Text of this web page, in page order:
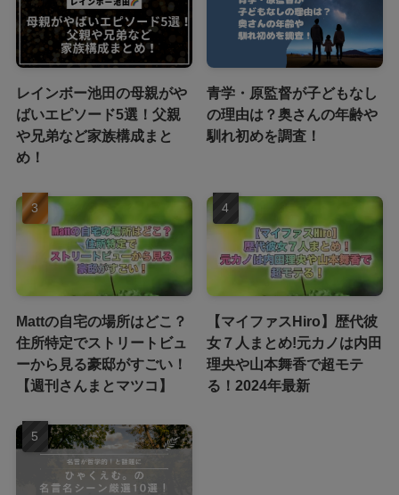
レインボー池田の母親がや
ばいエピソード5選！父親
や兄弟など家族構成まと
め！
青学・原監督が子どもなし
の理由は？奥さんの年齢や
馴れ初めを調査！
Mattの自宅の場所はどこ？
住所特定でストリートビュ
ーから見る豪邸がすごい！
【週刊さんまとマツコ】
【マイファスHiro】歴代彼
女７人まとめ!元カノは内田
理央や山本舞香で超モテ
る！2024年最新